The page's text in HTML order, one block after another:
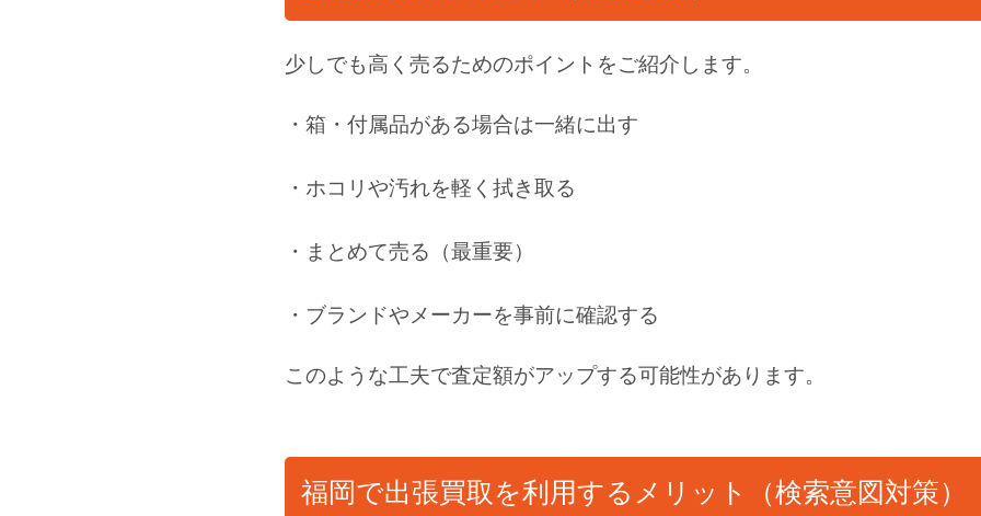
少しでも高く売るためのポイントをご紹介します。
・箱・付属品がある場合は一緒に出す
・ホコリや汚れを軽く拭き取る
・まとめて売る（最重要）
・ブランドやメーカーを事前に確認する
このような工夫で査定額がアップする可能性があります。
福岡で出張買取を利用するメリット（検索意図対策）